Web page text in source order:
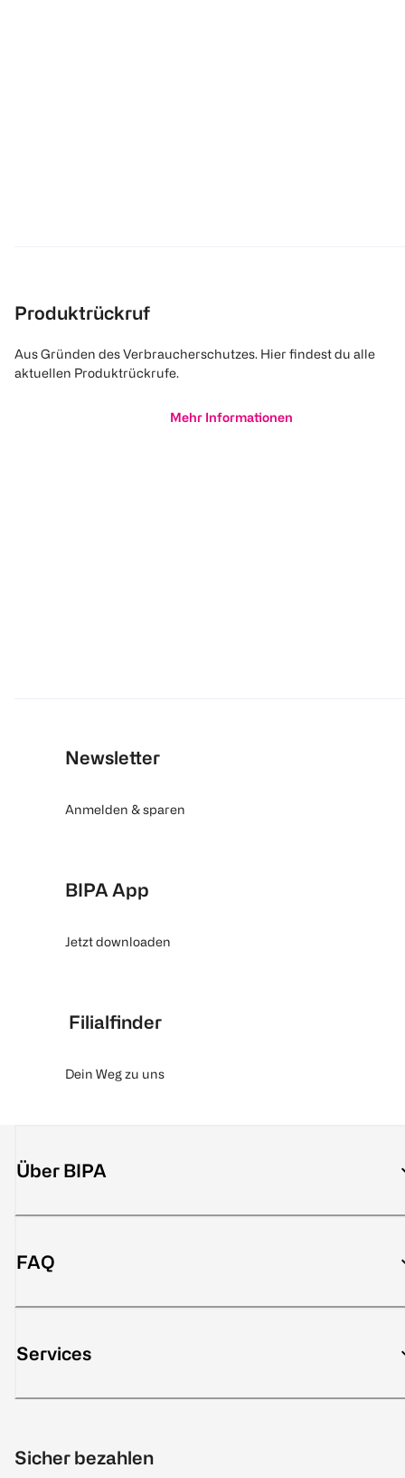
Produktrückruf
Aus Gründen des Verbraucherschutzes. Hier findest du alle
aktuellen Produktrückrufe.
Mehr Informationen
Newsletter
Anmelden & sparen
BIPA App
Jetzt downloaden
Filialfinder
Dein Weg zu uns
Über BIPA
FAQ
Services
Sicher bezahlen